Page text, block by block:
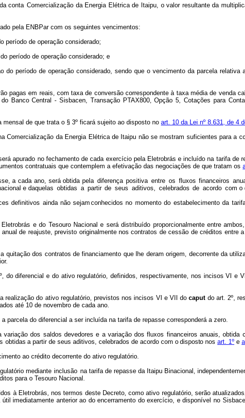
da conta Comercialização da Energia Elétrica de Itaipu, o valor resultante da
pela ENBPar com os seguintes vencimentos:
período de operação considerado;
período de operação considerado; e
do período de operação considerado, sendo que o vencimento da parcela relativa
pagas em reais, com taxa de conversão correspondente à taxa média de venda
Banco Central - Sisbacen, Transação PTAX800, Opção 5, Cotações para
mensal de que trata o § 3º ficará sujeito ao disposto noart. 10 da Lei nº 8.631, de 4
Comercialização da Energia Elétrica de Itaipu não se mostram suficientes para a
apurado no fechamento de cada exercício pela Eletrobrás e incluído na tarifa de
contratuais que contemplem a efetivação das negociações de que tratam os
a cada ano, será obtida pela diferença positiva entre os fluxos financeiros
e daquelas obtidas a partir de seus aditivos, celebrados de acordo com o
definitivos ainda não sejam conhecidos no momento do estabelecimento da
e do Tesouro Nacional e será distribuído proporcionalmente entre
anual de reajuste, previsto originalmente nos contratos de cessão de créditos entre
quitação dos contratos de financiamento que lhe deram origem, decorrente da
do diferencial e do ativo regulatório, definidos, respectivamente, nos incisos VI e
realização do ativo regulatório, previstos nos incisos VI e VII docaputdo art. 2º,
até 10 de novembro de cada ano.
parcela do diferencial a ser incluída na tarifa de repasse corresponderá a zero.
variação dos saldos devedores e a variação dos fluxos financeiros anuais, obtida
obtidas a partir de seus aditivos, celebrados de acordo com o disposto nos art. 1º e
ao crédito decorrente do ativo regulatório.
mediante inclusão na tarifa de repasse da Itaipu Binacional,
para o Tesouro Nacional.
à Eletrobrás, nos termos deste Decreto, como ativo regulatório, serão
útil imediatamente anterior ao do encerramento do exercício, e disponível no